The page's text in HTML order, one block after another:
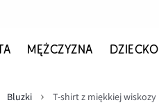
MĘŻCZYZNA DZIECKO
Bluzki T-shirt z miękkiej wiskozy